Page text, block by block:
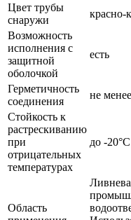
Цвет трубы
снаружи
красно-
Возможность
исполнения с
защитной
оболочкой
есть
Герметичность
соединения
не
Стойкость к
растрескиванию
при
отрицательных
температурах
до -20°C
Область